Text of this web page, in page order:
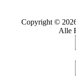
Copyright ©
Alle